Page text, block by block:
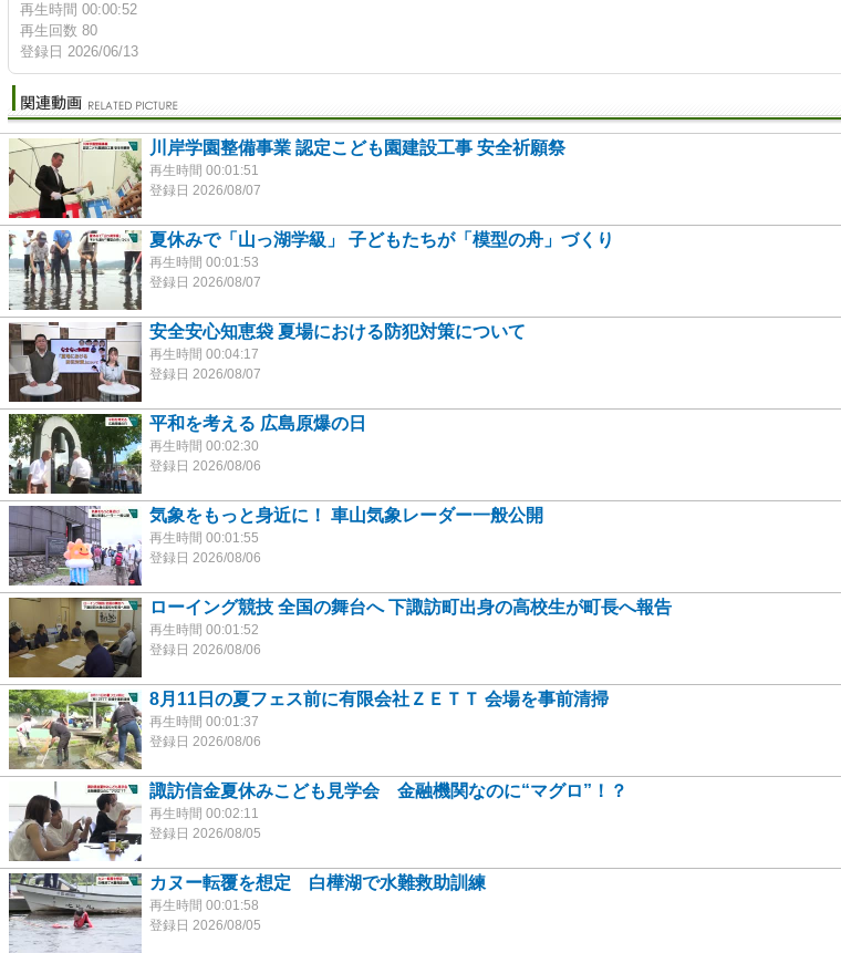
再生時間 00:00:52
再生回数 80
登録日 2026/06/13
川岸学園整備事業 認定こども園建設工事 安全祈願祭
再生時間 00:01:51
登録日 2026/08/07
夏休みで「山っ湖学級」 子どもたちが「模型の舟」づくり
再生時間 00:01:53
登録日 2026/08/07
安全安心知恵袋 夏場における防犯対策について
再生時間 00:04:17
登録日 2026/08/07
平和を考える 広島原爆の日
再生時間 00:02:30
登録日 2026/08/06
気象をもっと身近に！ 車山気象レーダー一般公開
再生時間 00:01:55
登録日 2026/08/06
ローイング競技 全国の舞台へ 下諏訪町出身の高校生が町長へ報告
再生時間 00:01:52
登録日 2026/08/06
8月11日の夏フェス前に有限会社ＺＥＴＴ 会場を事前清掃
再生時間 00:01:37
登録日 2026/08/06
諏訪信金夏休みこども見学会 金融機関なのに“マグロ”！？
再生時間 00:02:11
登録日 2026/08/05
カヌー転覆を想定 白樺湖で水難救助訓練
再生時間 00:01:58
登録日 2026/08/05